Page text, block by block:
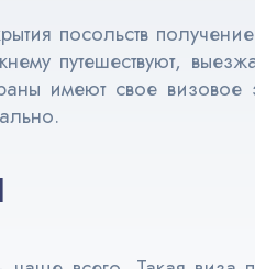
посольств
путешествуют,
имеют свое визовое